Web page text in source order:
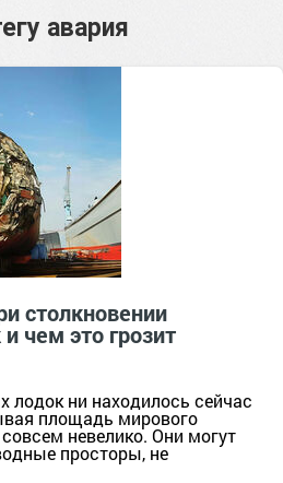
авария
столкновении
чем это грозит
лодок ни находилось сейчас
площадь мирового
невелико. Они могут
просторы, не